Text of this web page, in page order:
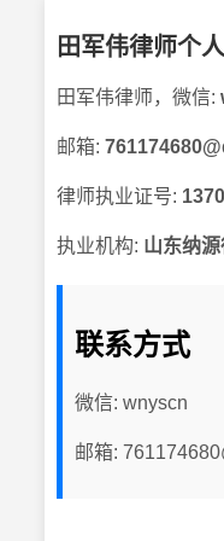
田军伟律师个
田军伟律师，微信:
邮箱:
律师执业证号:
执业机构: 山东纳
联系方式
微信: wnyscn
邮箱: